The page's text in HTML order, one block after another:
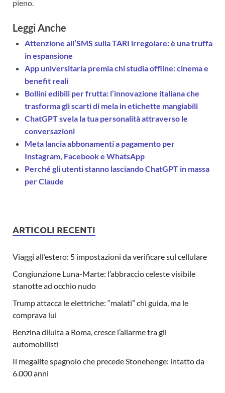
pieno.
Leggi Anche
Attenzione all’SMS sulla TARI irregolare: è una truffa
in espansione
App universitaria premia chi studia offline: cinema e
benefit reali
Bollini edibili per frutta: l’innovazione italiana che
trasforma gli scarti di mela in etichette mangiabili
ChatGPT svela la tua personalità attraverso le
conversazioni
Meta lancia abbonamenti a pagamento per
Instagram, Facebook e WhatsApp
Perché gli utenti stanno lasciando ChatGPT in massa
per Claude
ARTICOLI RECENTI
Viaggi all’estero: 5 impostazioni da verificare sul cellulare
Congiunzione Luna-Marte: l’abbraccio celeste visibile
stanotte ad occhio nudo
Trump attacca le elettriche: “malati” chi guida, ma le
comprava lui
Benzina diluita a Roma, cresce l’allarme tra gli
automobilisti
Il megalite spagnolo che precede Stonehenge: intatto da
6.000 anni